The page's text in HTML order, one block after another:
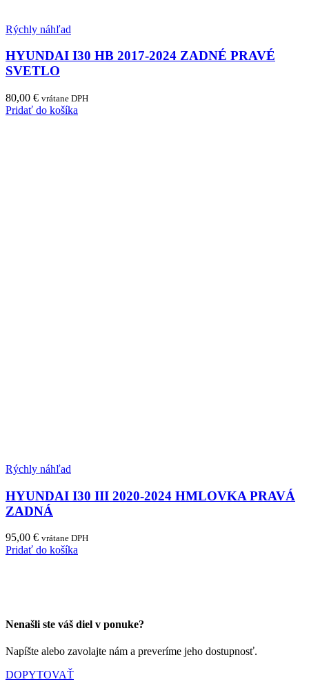
Rýchly náhľad
HYUNDAI I30 HB 2017-2024 ZADNÉ PRAVÉ
SVETLO
80,00 € vrátane DPH
Pridať do košíka
Rýchly náhľad
HYUNDAI I30 III 2020-2024 HMLOVKA PRAVÁ
ZADNÁ
95,00 € vrátane DPH
Pridať do košíka
Nenašli ste váš diel v ponuke?
Napíšte alebo zavolajte nám a preveríme jeho dostupnosť.
DOPYTOVAŤ